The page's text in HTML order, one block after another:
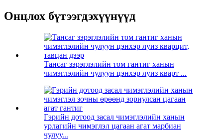
Онцлох бүтээгдэхүүнүүд
Тансаг зэрэглэлийн том гантиг ханын
чимэглэлийн чулуун цэнхэр луиз кварт ...
Гэрийн дотоод засал чимэглэлийн ханын
урлагийн чимэглэл цагаан агат марбиан
чулуу...